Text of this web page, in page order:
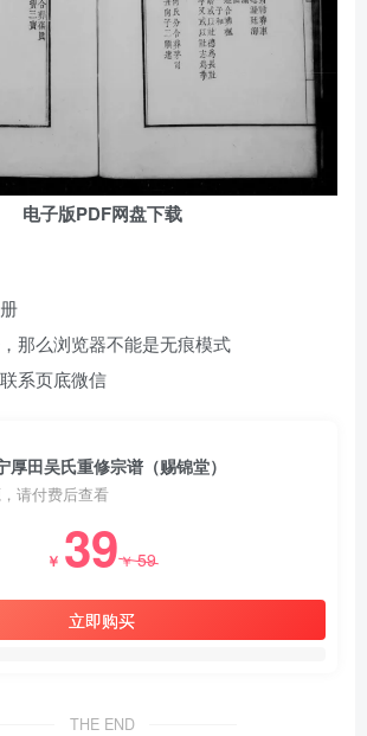
电子版PDF网盘下载
那么浏览器不能是无痕模式
系页底微信
厚田吴氏重修宗谱（赐锦堂）
请付费后查看
￥ 39￥59
立即购买
THE END